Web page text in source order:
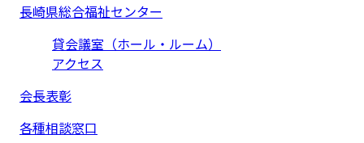
長崎県総合福祉センター
貸会議室（ホール・ルーム）
アクセス
会長表彰
各種相談窓口